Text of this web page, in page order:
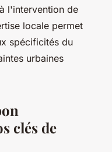
l'intervention de
locale permet
spécificités du
urbaines
clés de